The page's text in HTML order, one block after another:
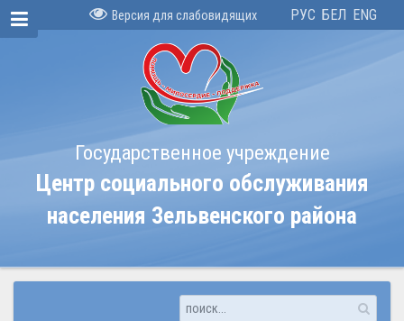
Версия для слабовидящих РУС БЕЛ ENG
Государственное учреждение
Центр социального обслуживания
населения Зельвенского района